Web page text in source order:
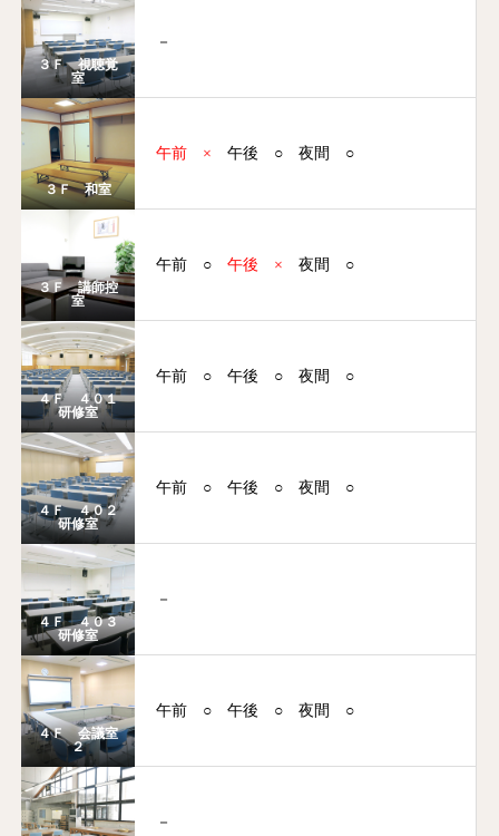
３Ｆ 視聴覚
室
－
３Ｆ 和室
午前 × 午後 ○ 夜間 ○
３Ｆ 講師控
室
午前 ○ 午後 × 夜間 ○
４Ｆ ４０１
研修室
午前 ○ 午後 ○ 夜間 ○
４Ｆ ４０２
研修室
午前 ○ 午後 ○ 夜間 ○
４Ｆ ４０３
研修室
－
４Ｆ 会議室
２
午前 ○ 午後 ○ 夜間 ○
－